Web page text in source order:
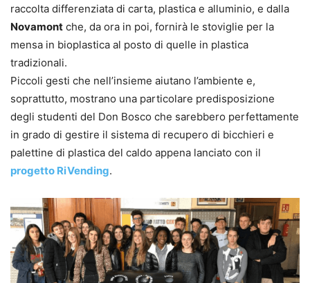
raccolta differenziata di carta, plastica e alluminio, e dalla
Novamont che, da ora in poi, fornirà le stoviglie per la
mensa in bioplastica al posto di quelle in plastica
tradizionali.
Piccoli gesti che nell’insieme aiutano l’ambiente e,
soprattutto, mostrano una particolare predisposizione
degli studenti del Don Bosco che sarebbero perfettamente
in grado di gestire il sistema di recupero di bicchieri e
palettine di plastica del caldo appena lanciato con il
progetto RiVending.